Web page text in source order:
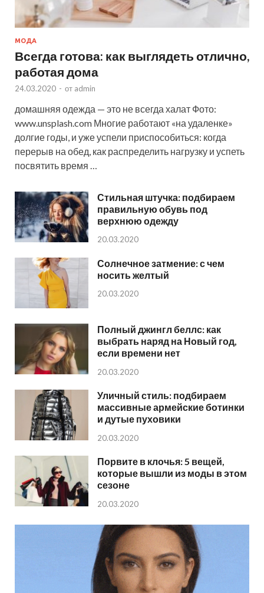
МОДА
Всегда готова: как выглядеть отлично,
работая дома
24.03.2020 - от admin
домашняя одежда — это не всегда халат Фото:
www.unsplash.com Многие работают «на удаленке»
долгие годы, и уже успели приспособиться: когда
перерыв на обед, как распределить нагрузку и успеть
посвятить время …
Стильная штучка: подбираем
правильную обувь под
верхнюю одежду
20.03.2020
Солнечное затмение: с чем
носить желтый
20.03.2020
Полный джингл беллс: как
выбрать наряд на Новый год,
если времени нет
20.03.2020
Уличный стиль: подбираем
массивные армейские ботинки
и дутые пуховики
20.03.2020
Порвите в клочья: 5 вещей,
которые вышли из моды в этом
сезоне
20.03.2020